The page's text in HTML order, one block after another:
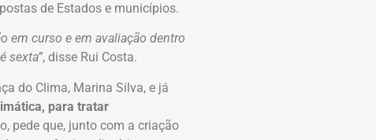
de Estados e municípios.
em curso e em avaliação dentro
sexta”, disse Rui Costa.
do Clima, Marina Silva, e já
para tratar
pede que, junto com a criação